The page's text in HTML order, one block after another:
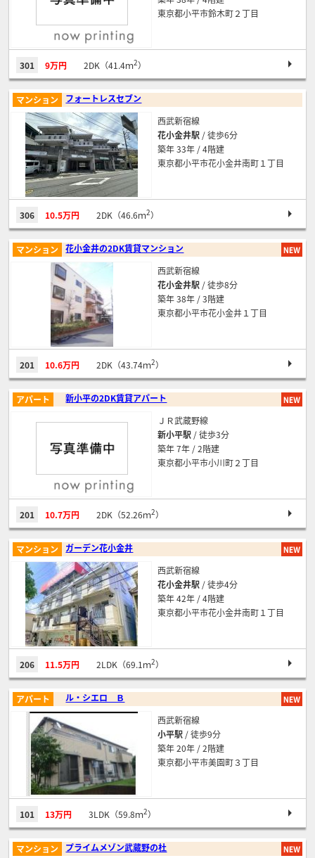
東京都小平市鈴木町２丁目
301 9万円 2DK（41.4ｍ2）
フォートレスセブン
マンション
西武新宿線
花小金井駅 / 徒歩6分
築年 33年 / 4階建
東京都小平市花小金井南町１丁目
306 10.5万円 2DK（46.6ｍ2）
花小金井の2DK賃貸マンション
マンション
西武新宿線
花小金井駅 / 徒歩8分
築年 38年 / 3階建
東京都小平市花小金井１丁目
201 10.6万円 2DK（43.74ｍ2）
新小平の2DK賃貸アパート
アパート
ＪＲ武蔵野線
新小平駅 / 徒歩3分
築年 7年 / 2階建
東京都小平市小川町２丁目
201 10.7万円 2DK（52.26ｍ2）
ガーデン花小金井
マンション
西武新宿線
花小金井駅 / 徒歩4分
築年 42年 / 4階建
東京都小平市花小金井南町１丁目
206 11.5万円 2LDK（69.1ｍ2）
ル・シエロ Ｂ
アパート
西武新宿線
小平駅 / 徒歩9分
築年 20年 / 2階建
東京都小平市美園町３丁目
101 13万円 3LDK（59.8ｍ2）
プライムメゾン武蔵野の杜
マンション